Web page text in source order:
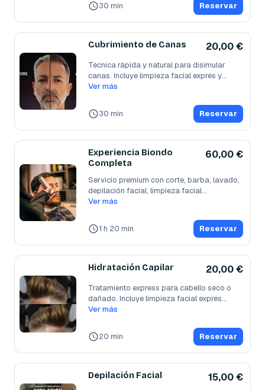
30 min Reservar
Cubrimiento de Canas 20,00 €
Técnica rápida y natural para disimular
canas. Incluye limpieza facial exprés y...
Ver más
30 min Reservar
Experiencia Biondo
Completa
60,00 €
Servicio premium con corte, barba, lavado,
depilación facial, limpieza facial...
Ver más
1 h 20 min Reservar
Hidratación Capilar 20,00 €
Tratamiento express para cabello seco o
dañado. Incluye limpieza facial exprés...
Ver más
20 min Reservar
Depilación Facial 15,00 €